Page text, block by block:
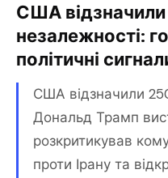
США
незалежності:
політичні
США відзначили
Дональд Трамп
розкритикував
проти Ірану та